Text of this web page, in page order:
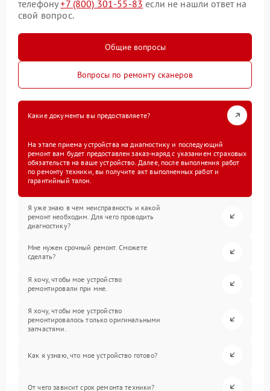
телефону+7 (800) 301-55-83 если не нашли ответ на
свой вопрос.
Общие вопросы
Вопросы по ремонту сканеров
Какие документы вы предоставляете?
На этапе приема устройства на диагностику и последующий
ремонт вам будет предоставлен заказ-наряд с указанием страховых
обязательств на ваше устройство. Далее, после выполнения работ
по ремонту техники, вы получите акт выполненных работ и
гарантийный талон.
Я уже знаю в чем неисправность и какой
ремонт необходим. Для чего проводить
диагностику?
Мне нужен срочный ремонт. Сможете
сделать?
Я хочу, чтобы мое устройство
ремонтировали при мне.
Я хочу, чтобы мое устройство
ремонтировалось только оригинальными
запчастями.
Как я узнаю, что мое устройство готово?
От чего зависит срок ремонта техники?